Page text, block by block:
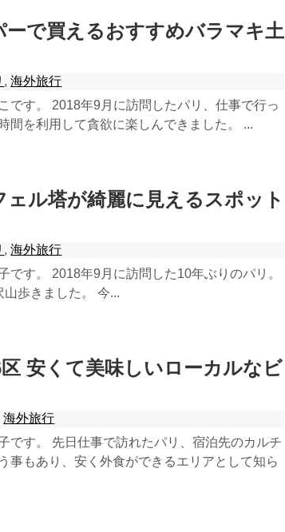
ーで買えるおすすめバラマキ土
,海外旅行
です。 2018年9月に訪問したパリ、仕事で行っ
間を利用して貪欲に楽しんできました。 ...
ェル塔が綺麗に見えるスポット
,海外旅行
です。 2018年9月に訪問した10年ぶりのパリ。
歩きました。 今...
区 安くて美味しいローカルなビ
海外旅行
です。 先日仕事で訪れたパリ、宿泊先のカルチ
事もあり、安く外食ができるエリアとして知ら